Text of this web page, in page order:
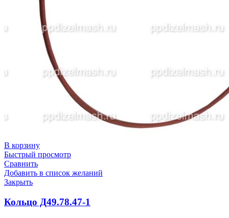
В корзину
Быстрый просмотр
Сравнить
Добавить в список желаний
Закрыть
Кольцо Д49.78.47-1